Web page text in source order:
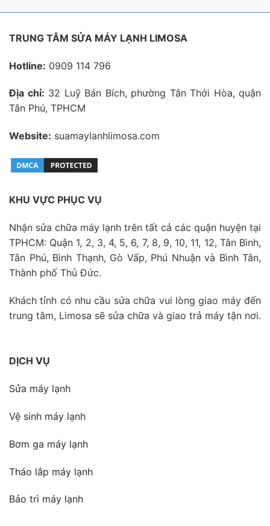
TRUNG TÂM SỬA MÁY LẠNH LIMOSA
Hotline: 0909 114 796
Địa chỉ: 32 Luỹ Bán Bích, phường Tân Thới Hòa, quận
Tân Phú, TPHCM
Website: suamaylanhlimosa.com
KHU VỰC PHỤC VỤ
Nhận sửa chữa máy lạnh trên tất cả các quận huyện tại
TPHCM: Quận 1, 2, 3, 4, 5, 6, 7, 8, 9, 10, 11, 12, Tân Bình,
Tân Phú, Bình Thạnh, Gò Vấp, Phú Nhuận và Bình Tân,
Thành phố Thủ Đức.
Khách tỉnh có nhu cầu sửa chữa vui lòng giao máy đến
trung tâm, Limosa sẽ sửa chữa và giao trả máy tận nơi.
DỊCH VỤ
Sửa máy lạnh
Vệ sinh máy lạnh
Bơm ga máy lạnh
Tháo lắp máy lạnh
Bảo trì máy lạnh